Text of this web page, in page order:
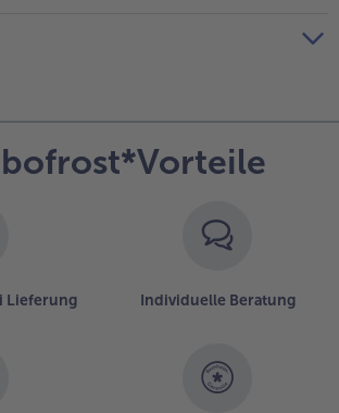
Lieferung Individuelle Beratung